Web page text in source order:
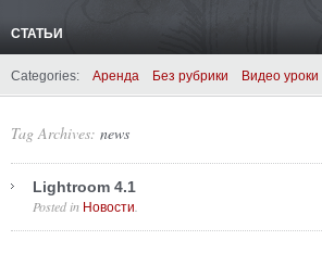
СТАТЬИ
Categories: Аренда Без рубрики Видео уроки
Tag Archives: news
Lightroom 4.1
Posted in Новости